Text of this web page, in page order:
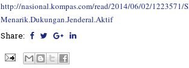
http://nasional.kompas.com/read/2014/06/02/1223571/
Menarik.Dukungan.Jenderal.Aktif
Share: